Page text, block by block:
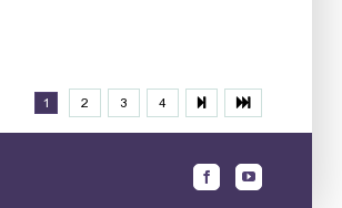
1 2 3 4
FacebookYoutube